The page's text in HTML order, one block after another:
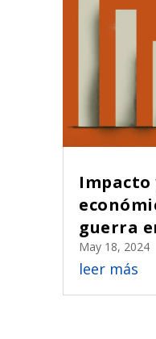
Impacto
guerra
May 18, 2024
leer más